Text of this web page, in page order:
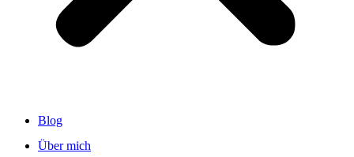
Blog
Über mich